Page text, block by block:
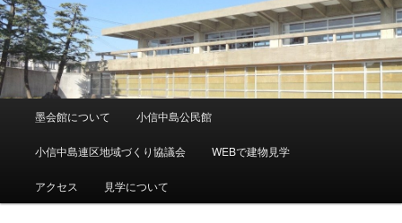
へ
移
動
ュ
墨会館について 小信中島公民館
小信中島連区地域づくり協議会 WEBで建物見学
アクセス 見学について